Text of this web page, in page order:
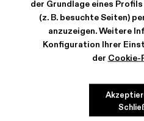
der Grundlage eines
(z. B. besuchte Seiten)
anzuzeigen. Weitere
Konfiguration Ihrer
der Cookie-